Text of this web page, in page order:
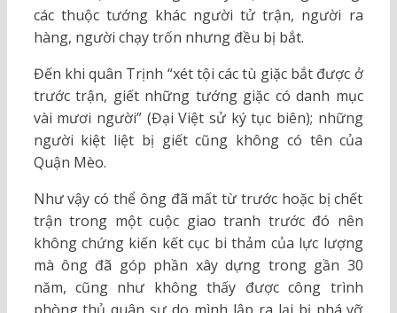
các thuộc tướng khác người tử trận, người ra
hàng, người chạy trốn nhưng đều bị bắt.
Đến khi quân Trịnh “xét tội các tù giặc bắt được ở
trước trận, giết những tướng giặc có danh mục
vài mươi người” (Đại Việt sử ký tục biên); những
người kiệt liệt bị giết cũng không có tên của
Quận Mèo.
Như vậy có thể ông đã mất từ trước hoặc bị chết
trận trong một cuộc giao tranh trước đó nên
không chứng kiến kết cục bi thảm của lực lượng
mà ông đã góp phần xây dựng trong gần 30
năm, cũng như không thấy được công trình